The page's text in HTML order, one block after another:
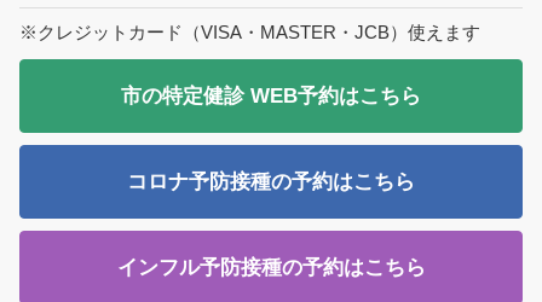
2024/12/01
眼科の診療体制と、予約変更のお電話につ
いて
2023/01/26 在宅療養支援診療所（さくらホームケアク
リニック）を併設しております
※クレジットカード（VISA・MASTER・JCB）使えます
市の特定健診 WEB予約はこちら
コロナ予防接種の予約はこちら
インフル予防接種の予約はこちら